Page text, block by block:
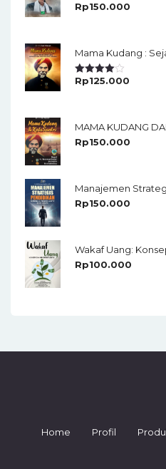
Rated5.00
Rp150.000
Rated
Rp125.000
Rp150.000
Rp150.000
Wakaf Uang:
Rp100.000
Home Profil